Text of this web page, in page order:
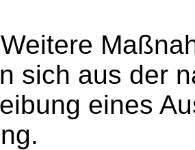
Weitere
sich aus der
eines